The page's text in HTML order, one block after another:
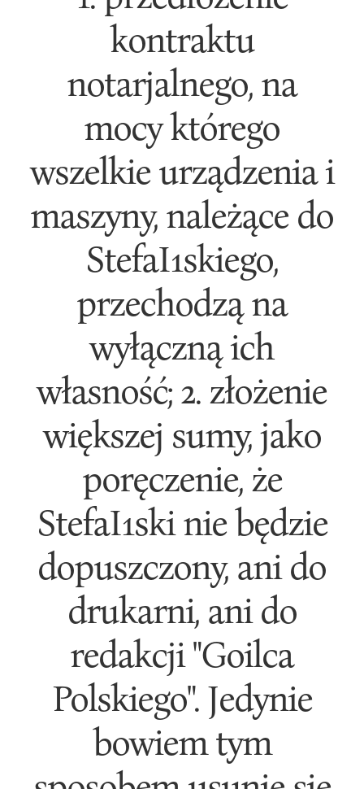
kontraktu
notarjalnego, na
mocy którego
wszelkie urządzenia i
maszyny, należące do
StefaI1skiego,
przechodzą na
wyłączną ich
własność; 2. złożenie
większej sumy, jako
poręczenie, że
StefaI1ski nie będzie
dopuszczony, ani do
drukarni, ani do
redakcji "Goilca
Polskiego". Jedynie
bowiem tym